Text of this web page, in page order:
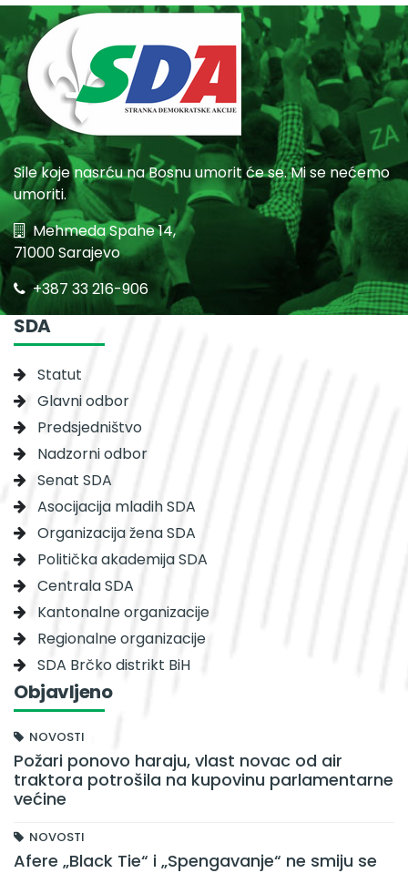
Sile koje nasrću na Bosnu umorit će se. Mi se nećemo
umoriti.
Mehmeda Spahe 14,
71000 Sarajevo
+387 33 216-906
SDA
Statut
Glavni odbor
Predsjedništvo
Nadzorni odbor
Senat SDA
Asocijacija mladih SDA
Organizacija žena SDA
Politička akademija SDA
Centrala SDA
Kantonalne organizacije
Regionalne organizacije
SDA Brčko distrikt BiH
Objavljeno
NOVOSTI
Požari ponovo haraju, vlast novac od air
traktora potrošila na kupovinu parlamentarne
većine
NOVOSTI
Afere „Black Tie“ i „Spengavanje“ ne smiju se